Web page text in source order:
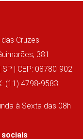
Cruzes
381
| CEP: 08780-902
(11) 4798-9583
à Sexta das 08h
sociais